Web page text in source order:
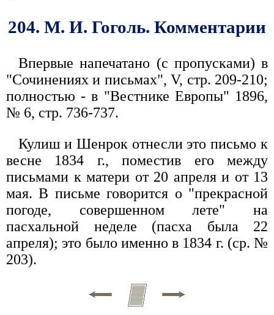
204. М. И. Гоголь. Комментарии
Впервые напечатано (с пропусками) в
"Сочинениях и письмах", V, стр. 209-210;
полностью - в "Вестнике Европы" 1896,
№ 6, стр. 736-737.
Кулиш и Шенрок отнесли это письмо к
весне 1834 г., поместив его между
письмами к матери от 20 апреля и от 13
мая. В письме говорится о "прекрасной
погоде, совершенном лете" на
пасхальной неделе (пасха была 22
апреля); это было именно в 1834 г. (ср. №
203).